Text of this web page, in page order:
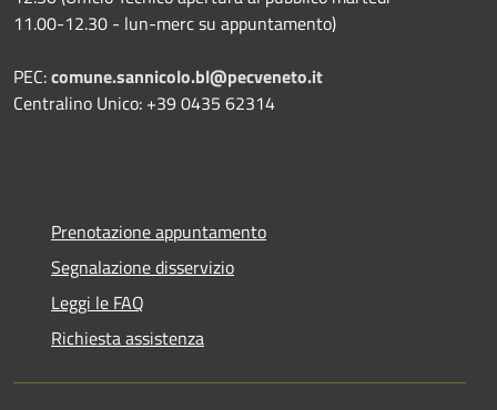
11.00-12.30 - lun-merc su appuntamento)
PEC:comune.sannicolo.bl@pecveneto.it
Centralino Unico: +39 0435 62314
Prenotazione appuntamento
Segnalazione disservizio
Leggi le FAQ
Richiesta assistenza